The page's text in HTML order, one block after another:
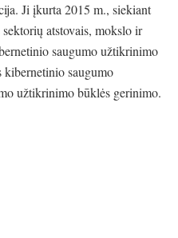
Ji įkurta 2015 m., siekiant
atstovais, mokslo ir
saugumo užtikrinimo
saugumo
užtikrinimo būklės gerinimo.